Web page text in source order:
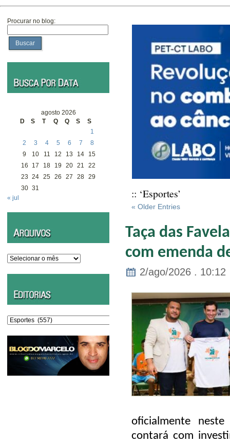
Procurar no blog:
Buscar
agosto 2026
D
S T Q Q S
S
1
2
3 4 5 6 7
8
9
10 11 12 13 14
15
16
17 18 19 20 21
22
23 24 25 26 27 28 29
30 31
« jul
Arquivos
Editorias
:: ‘Esportes’
« Older Entries
Taça das
com emenda
2/ago/2026 . 10:12
oficialmente
contará com